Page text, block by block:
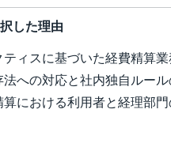
した理由
ィスに基づいた経費精算
法への対応と社内独自ルー
算における利用者と経理部